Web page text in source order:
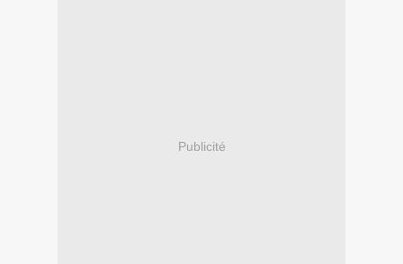
Publicité